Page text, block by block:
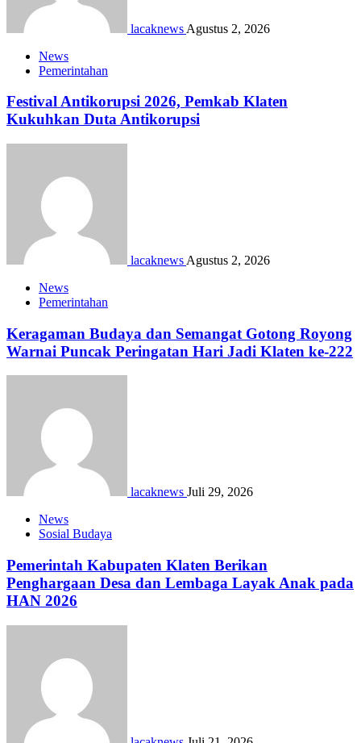
lacaknews Agustus 2, 2026
News
Pemerintahan
Festival Antikorupsi 2026, Pemkab Klaten
Kukuhkan Duta Antikorupsi
lacaknews Agustus 2, 2026
News
Pemerintahan
Keragaman Budaya dan Semangat Gotong Royong
Warnai Puncak Peringatan Hari Jadi Klaten ke-222
lacaknews Juli 29, 2026
News
Sosial Budaya
Pemerintah Kabupaten Klaten Berikan
Penghargaan Desa dan Lembaga Layak Anak pada
HAN 2026